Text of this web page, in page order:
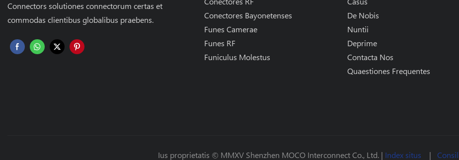
Connectors solutiones connectorum certas et
commodas clientibus globalibus praebens.
Conectores Bayonetenses
Funes Camerae
Funes RF
Funiculus Molestus
De Nobis
Nuntii
Deprime
Contacta Nos
Quaestiones Frequentes
Ius proprietatis © MMXV Shenzhen MOCO Interconnect Co., Ltd. | Index situs |